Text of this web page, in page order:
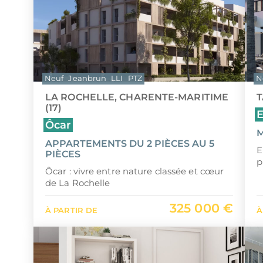
LA ROCHELLE, CHARENTE-MARITIME
(17)
Ôcar
APPARTEMENTS DU 2 PIÈCES AU 5
PIÈCES
Ôcar : vivre entre nature classée et cœur
de La Rochelle
À PARTIR DE 325 000 €
Neuf Jeanbrun LLI PTZ